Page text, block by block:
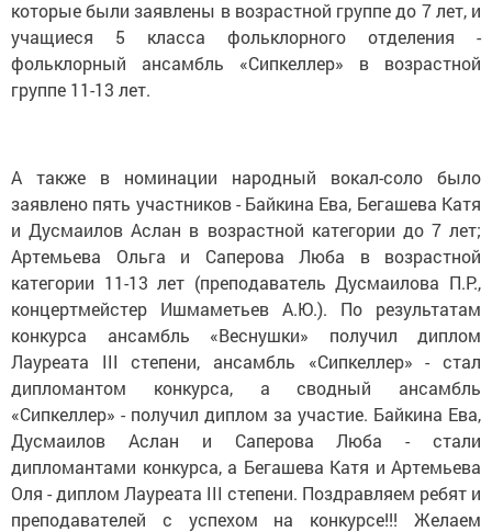
которые были заявлены в возрастной группе до 7 лет, и
учащиеся 5 класса фольклорного отделения -
фольклорный ансамбль «Сипкеллер» в возрастной
группе 11-13 лет.
А также в номинации народный вокал-соло было
заявлено пять участников - Байкина Ева, Бегашева Катя
и Дусмаилов Аслан в возрастной категории до 7 лет;
Артемьева Ольга и Саперова Люба в возрастной
категории 11-13 лет (преподаватель Дусмаилова П.Р.,
концертмейстер Ишмаметьев А.Ю.). По результатам
конкурса ансамбль «Веснушки» получил диплом
Лауреата III степени, ансамбль «Сипкеллер» - стал
дипломантом конкурса, а сводный ансамбль
«Сипкеллер» - получил диплом за участие. Байкина Ева,
Дусмаилов Аслан и Саперова Люба - стали
дипломантами конкурса, а Бегашева Катя и Артемьева
Оля - диплом Лауреата III степени. Поздравляем ребят и
преподавателей с успехом на конкурсе!!! Желаем